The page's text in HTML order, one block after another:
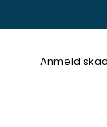
Anmeld